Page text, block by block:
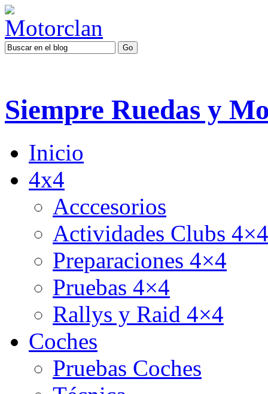
Siempre Ruedas y
Inicio
4x4
Acccesorios
Actividades Clubs 4×4
Preparaciones 4×4
Pruebas 4×4
Rallys y Raid 4×4
Coches
Pruebas Coches